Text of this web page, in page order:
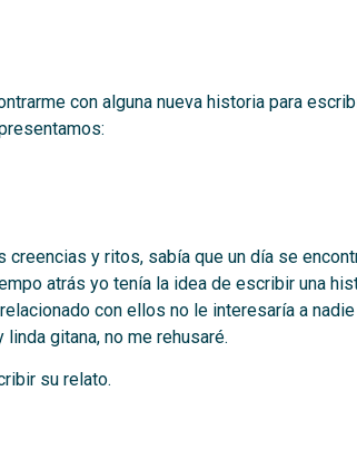
con alguna nueva historia para
y ritos, sabía que un día se
atrás yo tenía la idea de escribir una
con ellos no le interesaría a
gitana, no me rehusaré.
su relato.